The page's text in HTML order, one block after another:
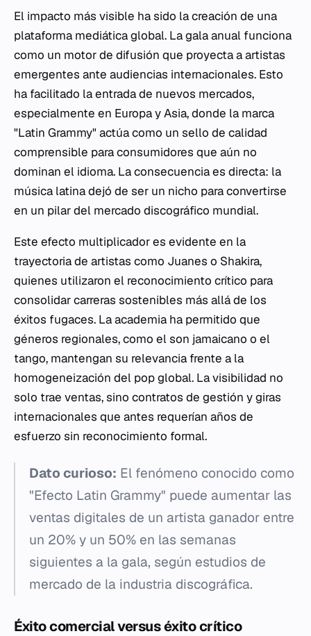
El impacto más visible ha sido la creación de una
plataforma mediática global. La gala anual funciona
como un motor de difusión que proyecta a artistas
emergentes ante audiencias internacionales. Esto
ha facilitado la entrada de nuevos mercados,
especialmente en Europa y Asia, donde la marca
"Latin Grammy" actúa como un sello de calidad
comprensible para consumidores que aún no
dominan el idioma. La consecuencia es directa: la
música latina dejó de ser un nicho para convertirse
en un pilar del mercado discográfico mundial.
Este efecto multiplicador es evidente en la
trayectoria de artistas como Juanes o Shakira,
quienes utilizaron el reconocimiento crítico para
consolidar carreras sostenibles más allá de los
éxitos fugaces. La academia ha permitido que
géneros regionales, como el son jamaicano o el
tango, mantengan su relevancia frente a la
homogeneización del pop global. La visibilidad no
solo trae ventas, sino contratos de gestión y giras
internacionales que antes requerían años de
esfuerzo sin reconocimiento formal.
Dato curioso: El fenómeno conocido como
"Efecto Latin Grammy" puede aumentar las
ventas digitales de un artista ganador entre
un 20% y un 50% en las semanas
siguientes a la gala, según estudios de
mercado de la industria discográfica.
Éxito comercial versus éxito crítico